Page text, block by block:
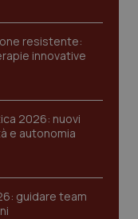
resistente:
innovative
2026: nuovi
e autonomia
guidare team